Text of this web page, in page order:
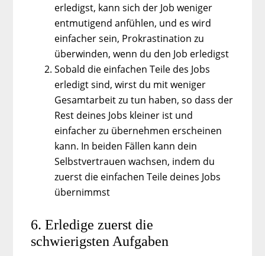
erledigst, kann sich der Job weniger
entmutigend anfühlen, und es wird
einfacher sein, Prokrastination zu
überwinden, wenn du den Job erledigst
Sobald die einfachen Teile des Jobs
erledigt sind, wirst du mit weniger
Gesamtarbeit zu tun haben, so dass der
Rest deines Jobs kleiner ist und
einfacher zu übernehmen erscheinen
kann. In beiden Fällen kann dein
Selbstvertrauen wachsen, indem du
zuerst die einfachen Teile deines Jobs
übernimmst
6. Erledige zuerst die
schwierigsten Aufgaben